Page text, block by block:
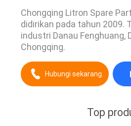
Chongqing Litron Spare
didirikan pada tahun 2009.
industri Danau Fenghuang,
Chongqing.
Hubungi sekarang.
Top